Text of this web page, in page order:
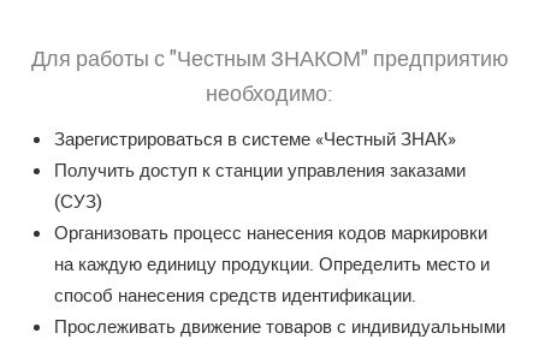
Для работы с "Честным ЗНАКОМ" предприятию
необходимо:
Зарегистрироваться в системе «Честный ЗНАК»
Получить доступ к станции управления заказами
(СУЗ)
Организовать процесс нанесения кодов маркировки
на каждую единицу продукции. Определить место и
способ нанесения средств идентификации.
Прослеживать движение товаров с индивидуальными